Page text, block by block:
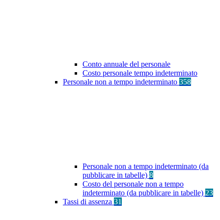
Conto annuale del personale
Costo personale tempo indeterminato
Personale non a tempo indeterminato 358
Personale non a tempo indeterminato (da
pubblicare in tabelle) 8
Costo del personale non a tempo
indeterminato (da pubblicare in tabelle) 23
Tassi di assenza 31